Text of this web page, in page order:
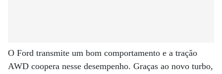
O Ford transmite um bom comportamento e a tração
AWD coopera nesse desempenho. Graças ao novo turbo,